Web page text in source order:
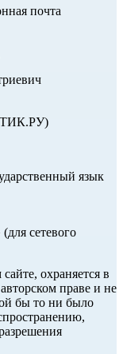
почта
язык
сетевого
охраняется в
праве и не
бы то ни было